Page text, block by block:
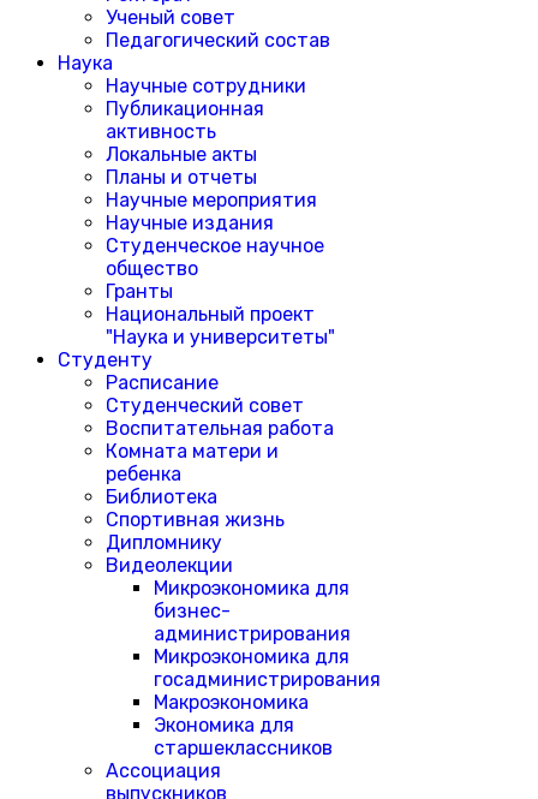
Ученый совет
Педагогический состав
Наука
Научные сотрудники
Публикационная
активность
Локальные акты
Планы и отчеты
Научные мероприятия
Научные издания
Студенческое научное
общество
Гранты
Национальный проект
"Наука и университеты"
Студенту
Расписание
Студенческий совет
Воспитательная работа
Комната матери и
ребенка
Библиотека
Спортивная жизнь
Дипломнику
Видеолекции
Микроэкономика для
бизнес-
администрирования
Микроэкономика для
госадминистрирования
Макроэкономика
Экономика для
старшеклассников
Ассоциация
выпускников